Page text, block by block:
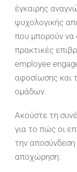
έγκαιρης
ψυχολογικής
που μπορούν να
πρακτικές
employee
αφοσίωσης και
ομάδων.
Ακούστε τη
για το πώς οι
την αποσύνδεση
αποχώρηση.